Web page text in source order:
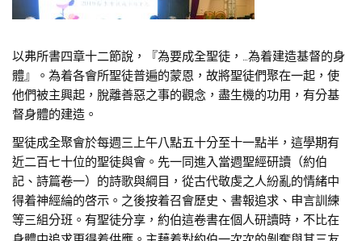
以弗所書四章十二節說，『為要成全聖徒，…為着建造基督的身
體』。為着各會所聖徒普遍的蒙恩，故將聖徒們聚在一起，使
他們被主興起，脫離善惡之事的觀念，盡生機的功用，有分基
督身體的建造。
聖徒成全聚會於每週三上午八點五十分至十一點半，這學期有
近二百七十位的聖徒與會。先一同進入當週聖經研讀（約伯
記、詩篇卷一）的詩歌與綱目，從古代敬虔之人紛亂的情緒中
得着神經綸的啓示。之後按着召會歷史、書報追求、申言訓練
等三組分班。有聖徒分享，約伯這卷書在個人研讀時，不比在